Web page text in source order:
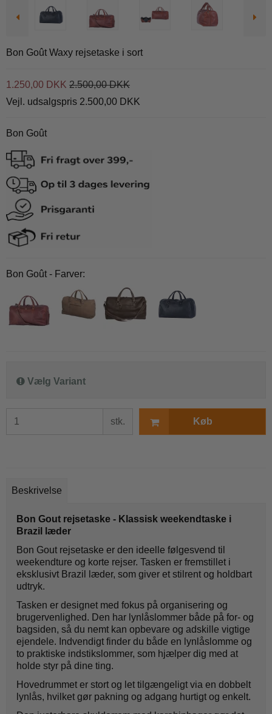
Bon Goût Waxy rejsetaske i sort
1.250,00 DKK 2.500,00 DKK
Vejl. udsalgspris 2.500,00 DKK
Bon Goût
Bon Goût - Farver:
Vælg Variant
stk. Køb
Beskrivelse
Bon Gout rejsetaske - Klassisk weekendtaske i
Brazil læder
Bon Gout rejsetaske er den ideelle følgesvend til
weekendture og korte rejser. Tasken er fremstillet i
eksklusivt Brazil læder, som giver et stilrent og holdbart
udtryk.
Tasken er designet med fokus på organisering og
brugervenlighed. Den har lynlåslommer både på for- og
bagsiden, så du nemt kan opbevare og adskille vigtige
ejendele. Indvendigt finder du både en lynlåslomme og
to praktiske indstikslommer, som hjælper dig med at
holde styr på dine ting.
Hovedrummet er stort og let tilgængeligt via en dobbelt
lynlås, hvilket gør pakning og adgang hurtigt og enkelt.